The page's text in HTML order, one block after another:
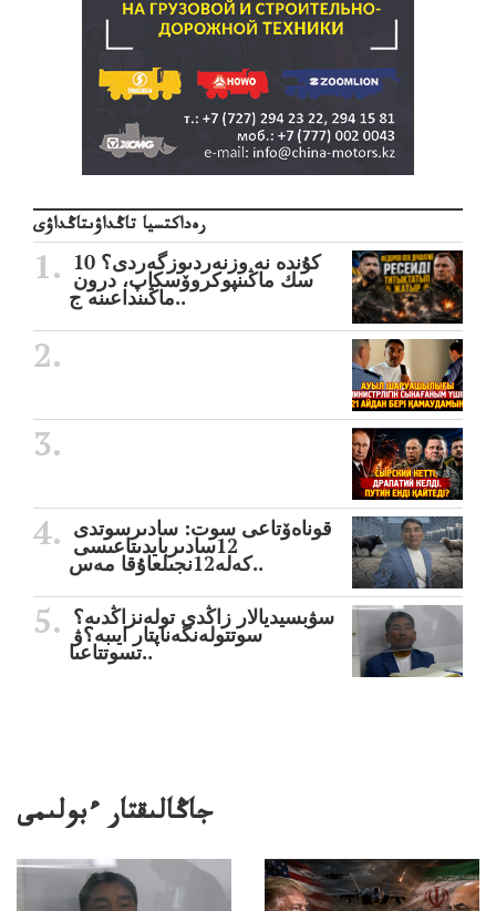
رەداكتسيا تاڭداۋىتاڭداۋى
10 كۇندە نە وزنەردىوزگەردى؟
سك ماڭىنپوكروۆسكاپ، درون
ماڭىنداعىنە ج..
قوناەۆتاعى سوت: سادىرسوتدى
12سادىربايدىتاعىسى
كەلە12نجىلعاۇقا مەس..
سۋبسيديالار زاڭدى تولەنزاڭدىە؟
سوتتولەنگەناپتار ايىبە؟ۋ
تسوتتاعىا..
جاڭالىقتار ءبولىمى